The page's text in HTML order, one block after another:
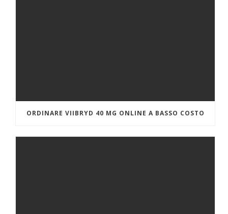
ORDINARE VIIBRYD 40 MG ONLINE A BASSO COSTO